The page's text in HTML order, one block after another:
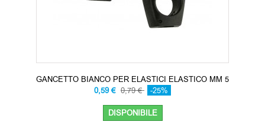
GANCETTO BIANCO PER ELASTICI ELASTICO MM 5
0,59 € 0,79 € -25%
DISPONIBILE